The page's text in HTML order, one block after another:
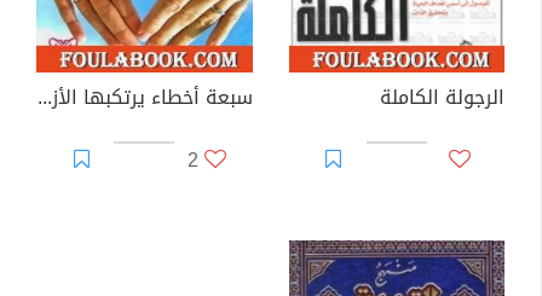
الرجولة الكاملة
سبعة أخطاء يرتكبها الأزواج تقتل الحب
2